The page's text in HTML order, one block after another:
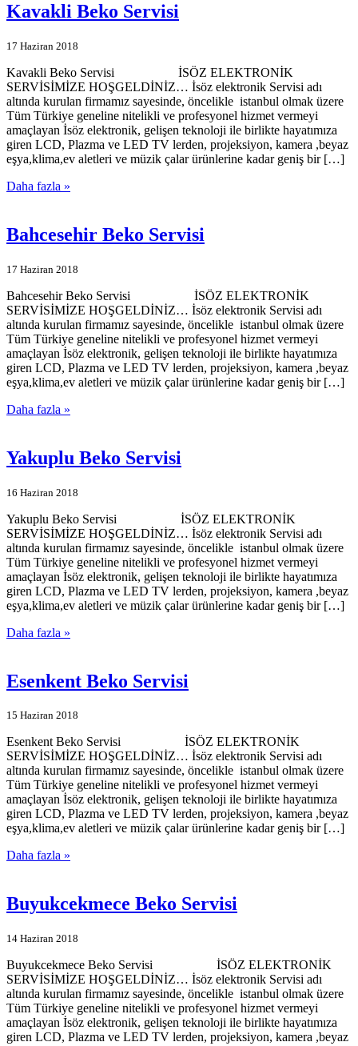
Kavakli Beko Servisi
17 Haziran 2018
Kavakli Beko Servisi İSÖZ ELEKTRONİK
SERVİSİMİZE HOŞGELDİNİZ… İsöz elektronik Servisi adı
altında kurulan firmamız sayesinde, öncelikle istanbul olmak üzere
Tüm Türkiye geneline nitelikli ve profesyonel hizmet vermeyi
amaçlayan İsöz elektronik, gelişen teknoloji ile birlikte hayatımıza
giren LCD, Plazma ve LED TV lerden, projeksiyon, kamera ,beyaz
eşya,klima,ev aletleri ve müzik çalar ürünlerine kadar geniş bir […]
Daha fazla »
Bahcesehir Beko Servisi
17 Haziran 2018
Bahcesehir Beko Servisi İSÖZ ELEKTRONİK
SERVİSİMİZE HOŞGELDİNİZ… İsöz elektronik Servisi adı
altında kurulan firmamız sayesinde, öncelikle istanbul olmak üzere
Tüm Türkiye geneline nitelikli ve profesyonel hizmet vermeyi
amaçlayan İsöz elektronik, gelişen teknoloji ile birlikte hayatımıza
giren LCD, Plazma ve LED TV lerden, projeksiyon, kamera ,beyaz
eşya,klima,ev aletleri ve müzik çalar ürünlerine kadar geniş bir […]
Daha fazla »
Yakuplu Beko Servisi
16 Haziran 2018
Yakuplu Beko Servisi İSÖZ ELEKTRONİK
SERVİSİMİZE HOŞGELDİNİZ… İsöz elektronik Servisi adı
altında kurulan firmamız sayesinde, öncelikle istanbul olmak üzere
Tüm Türkiye geneline nitelikli ve profesyonel hizmet vermeyi
amaçlayan İsöz elektronik, gelişen teknoloji ile birlikte hayatımıza
giren LCD, Plazma ve LED TV lerden, projeksiyon, kamera ,beyaz
eşya,klima,ev aletleri ve müzik çalar ürünlerine kadar geniş bir […]
Daha fazla »
Esenkent Beko Servisi
15 Haziran 2018
Esenkent Beko Servisi İSÖZ ELEKTRONİK
SERVİSİMİZE HOŞGELDİNİZ… İsöz elektronik Servisi adı
altında kurulan firmamız sayesinde, öncelikle istanbul olmak üzere
Tüm Türkiye geneline nitelikli ve profesyonel hizmet vermeyi
amaçlayan İsöz elektronik, gelişen teknoloji ile birlikte hayatımıza
giren LCD, Plazma ve LED TV lerden, projeksiyon, kamera ,beyaz
eşya,klima,ev aletleri ve müzik çalar ürünlerine kadar geniş bir […]
Daha fazla »
Buyukcekmece Beko Servisi
14 Haziran 2018
Buyukcekmece Beko Servisi İSÖZ ELEKTRONİK
SERVİSİMİZE HOŞGELDİNİZ… İsöz elektronik Servisi adı
altında kurulan firmamız sayesinde, öncelikle istanbul olmak üzere
Tüm Türkiye geneline nitelikli ve profesyonel hizmet vermeyi
amaçlayan İsöz elektronik, gelişen teknoloji ile birlikte hayatımıza
giren LCD, Plazma ve LED TV lerden, projeksiyon, kamera ,beyaz